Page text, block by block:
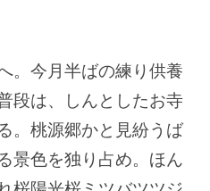
。今月半ばの練り供養
段は、しんとしたお寺
。桃源郷かと見紛うば
景色を独り占め。ほん